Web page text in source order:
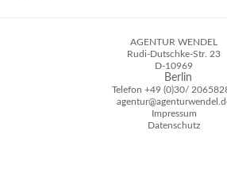
AGENTUR WENDEL
Rudi-Dutschke-Str. 23
D-10969
Berlin
Telefon +49 (0)30/
Impressum
Datenschutz